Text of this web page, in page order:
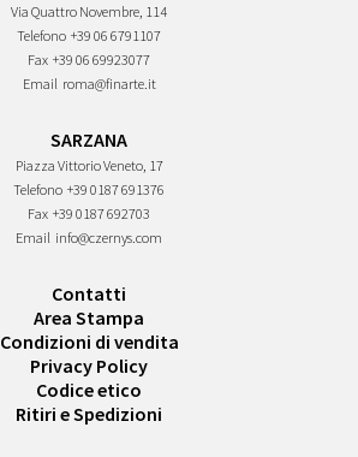
Via Quattro Novembre, 114
Telefono +39 06 6791107
Fax +39 06 69923077
Email roma@finarte.it
SARZANA
Piazza Vittorio Veneto, 17
Telefono +39 0187 691376
Fax +39 0187 692703
Email info@czernys.com
Contatti
Area Stampa
Condizioni di vendita
Privacy Policy
Codice etico
Ritiri e Spedizioni